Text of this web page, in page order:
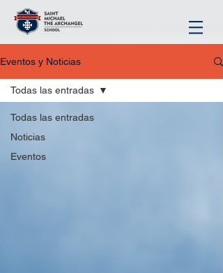
Eventos y Noticias
Todas las entradas
Noticias
Eventos
Todas las entradas